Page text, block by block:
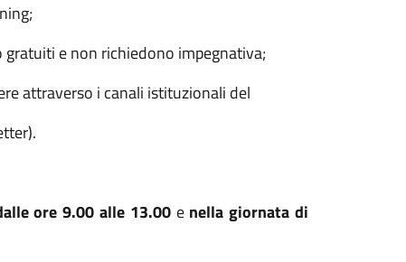
e non richiedono impegnativa;
attraverso i canali istituzionali del
ore 9.00 alle 13.00 e nella giornata di